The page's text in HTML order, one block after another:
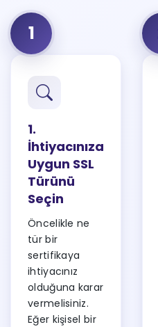
1
1.
İhtiyacınıza
Uygun SSL
Türünü
Seçin
Öncelikle ne
tür bir
sertifikaya
ihtiyacınız
olduğuna karar
vermelisiniz.
Eğer kişisel bir